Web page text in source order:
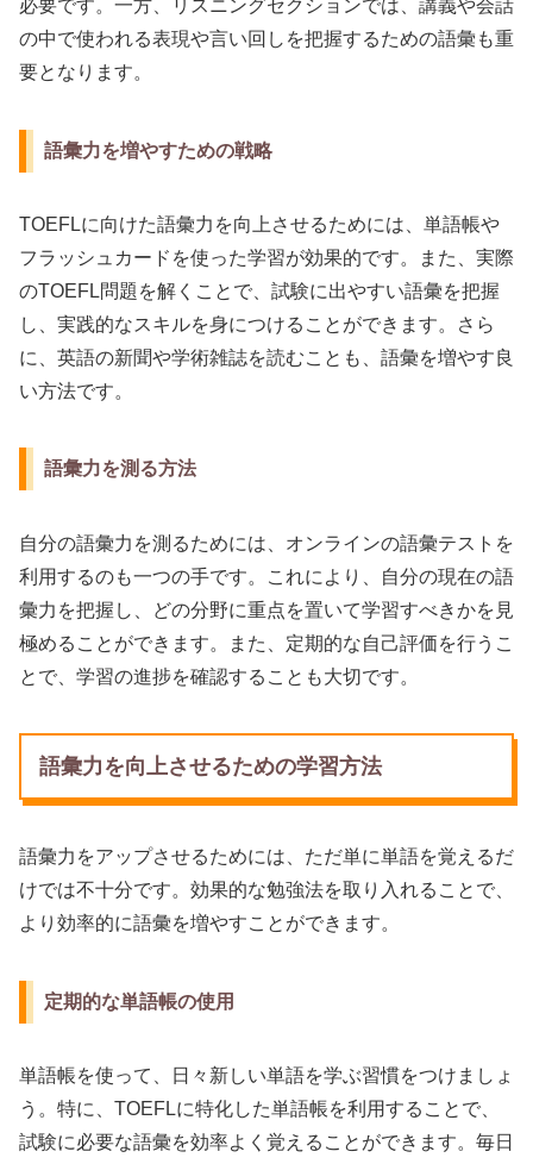
必要です。一方、リスニングセクションでは、講義や会話
の中で使われる表現や言い回しを把握するための語彙も重
要となります。
語彙力を増やすための戦略
TOEFLに向けた語彙力を向上させるためには、単語帳や
フラッシュカードを使った学習が効果的です。また、実際
のTOEFL問題を解くことで、試験に出やすい語彙を把握
し、実践的なスキルを身につけることができます。さら
に、英語の新聞や学術雑誌を読むことも、語彙を増やす良
い方法です。
語彙力を測る方法
自分の語彙力を測るためには、オンラインの語彙テストを
利用するのも一つの手です。これにより、自分の現在の語
彙力を把握し、どの分野に重点を置いて学習すべきかを見
極めることができます。また、定期的な自己評価を行うこ
とで、学習の進捗を確認することも大切です。
語彙力を向上させるための学習方法
語彙力をアップさせるためには、ただ単に単語を覚えるだ
けでは不十分です。効果的な勉強法を取り入れることで、
より効率的に語彙を増やすことができます。
定期的な単語帳の使用
単語帳を使って、日々新しい単語を学ぶ習慣をつけましょ
う。特に、TOEFLに特化した単語帳を利用することで、
試験に必要な語彙を効率よく覚えることができます。毎日